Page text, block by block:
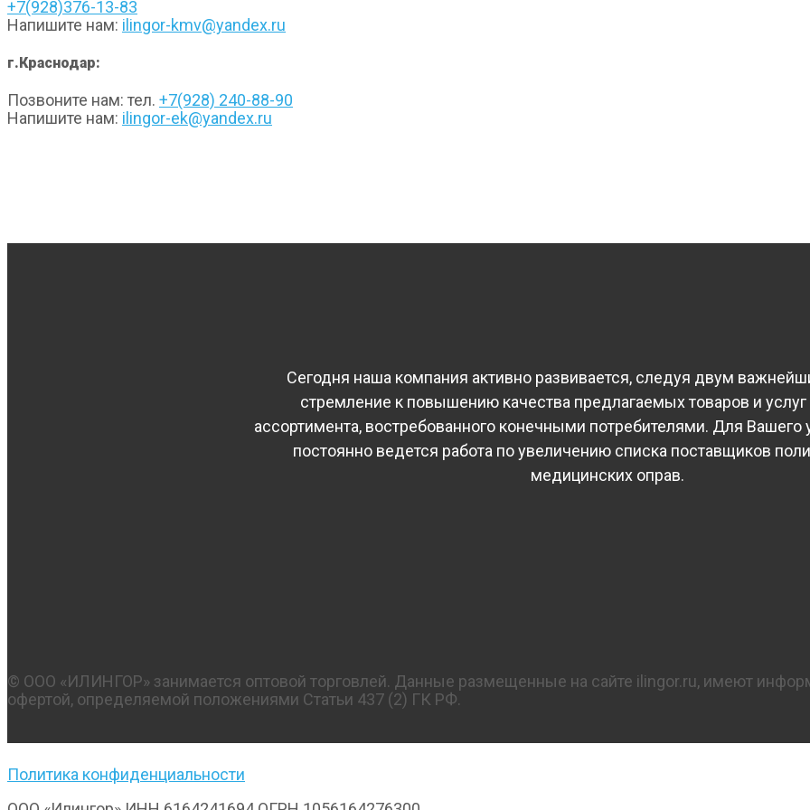
+7(928)376-13-83
Напишите нам: ilingor-kmv@yandex.ru
г.Краснодар:
Позвоните нам: тел. +7(928) 240-88-90
Напишите нам: ilingor-ek@yandex.ru
Сегодня наша компания активно развивается, следуя двум
стремление к повышению качества предлагаемых товаров и
ассортимента, востребованного конечными потребителями. Для Вашего
постоянно ведется работа по увеличению списка поставщиков
медицинских оправ.
© OOO «ИЛИНГОР» занимается оптовой торговлей. Данные размещенные на сайте ilingor.ru, имеют
офертой, определяемой положениями Статьи 437 (2) ГК РФ.
Политика конфиденциальности